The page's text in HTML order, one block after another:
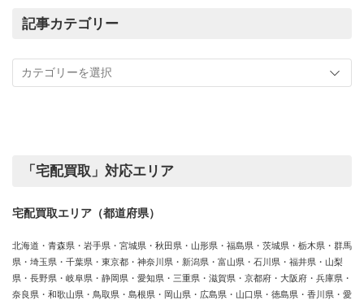
の
績
記事カテゴリー
カ
「宅配買取」対応エリア
宅配買取エリア（都道府県）
北海道・青森県・岩手県・宮城県・秋田県・山形県・福島県・茨城県・栃木県・群馬
県・埼玉県・千葉県・東京都・神奈川県・新潟県・富山県・石川県・福井県・山梨
県・長野県・岐阜県・静岡県・愛知県・三重県・滋賀県・京都府・大阪府・兵庫県・
奈良県・和歌山県・鳥取県・島根県・岡山県・広島県・山口県・徳島県・香川県・愛